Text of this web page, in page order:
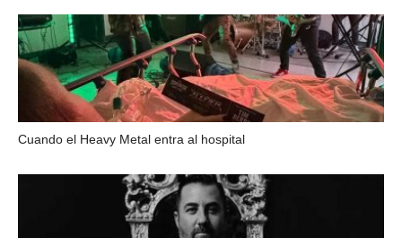
Cuando el Heavy Metal entra al hospital